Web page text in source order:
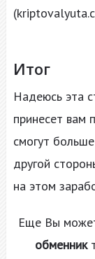
Итог
Надеюсь эта
принесет вам
смогут
другой
на этом
Еще Вы
обменник